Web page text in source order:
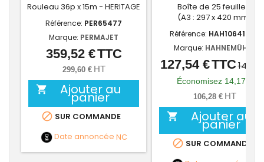
Rouleau 36p x 15m - HERITAGE
Référence: PER65477
Marque: PERMAJET
Prix
359,52 €TTC
299,60 € HT
 Ajouter au
panier
 SUR COMMANDE
Date annoncée NC
Boîte de 25 feuilles
(A3 : 297 x 420 mm)
Référence: HAH10641646
Marque: HAHNEMÜHLE
Prix
Prix
de
base
127,54 €TTC
Économisez 14,17 €
106,28 € HT
 Ajouter au
panier
 SUR COMMANDE